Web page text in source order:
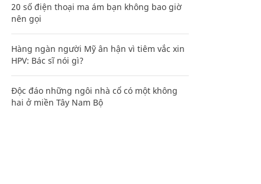
20 số điện thoại ma ám bạn không bao giờ
nên gọi
Hàng ngàn người Mỹ ân hận vì tiêm vắc xin
HPV: Bác sĩ nói gì?
Độc đáo những ngôi nhà cổ có một không
hai ở miền Tây Nam Bộ